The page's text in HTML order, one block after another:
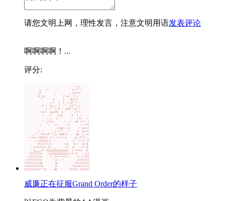
请您文明上网，理性发言，注意文明用语发表评论
啊啊啊啊！...
评分:
威廉正在征服Grand Order的样子